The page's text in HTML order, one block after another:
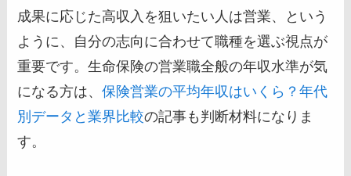
成果に応じた高収入を狙いたい人は営業、という
ように、自分の志向に合わせて職種を選ぶ視点が
重要です。生命保険の営業職全般の年収水準が気
になる方は、保険営業の平均年収はいくら？年代
別データと業界比較の記事も判断材料になりま
す。